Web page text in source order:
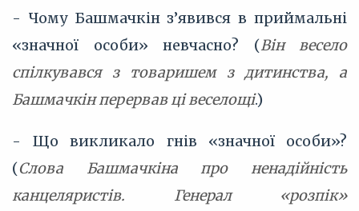
- Чому Башмачкін з’явився в приймальні
«значної особи» невчасно? (Він весело
спілкувався з товаришем з дитинства, а
Башмачкін перервав ці веселощі.)
- Що викликало гнів «значної особи»?
(Слова Башмачкіна про ненадійність
канцеляристів. Генерал «розпік»